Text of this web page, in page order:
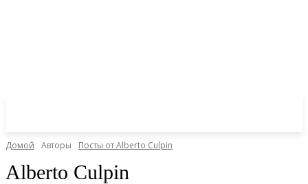
Домой Авторы Посты от Alberto Culpin
Alberto Culpin